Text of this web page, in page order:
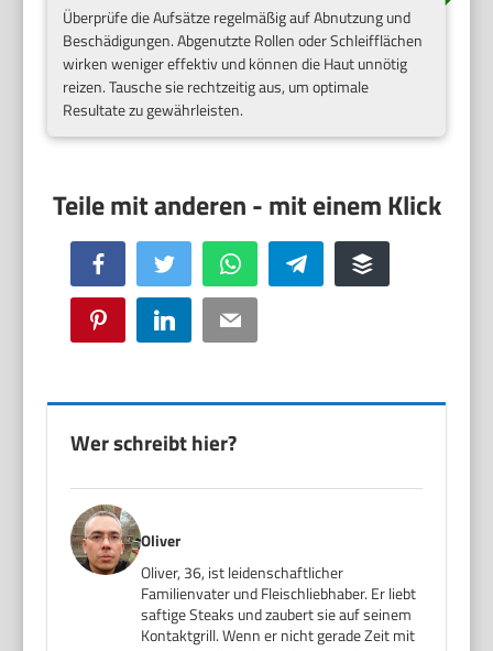
Überprüfe die Aufsätze regelmäßig auf Abnutzung und
Beschädigungen. Abgenutzte Rollen oder Schleifflächen
wirken weniger effektiv und können die Haut unnötig
reizen. Tausche sie rechtzeitig aus, um optimale
Resultate zu gewährleisten.
Facebook Twitter WhatsApp Telegram Buffer
Pinterest LinkedIn Email
Wer schreibt hier?
Oliver
Oliver, 36, ist leidenschaftlicher
Familienvater und Fleischliebhaber. Er liebt
saftige Steaks und zaubert sie auf seinem
Kontaktgrill. Wenn er nicht gerade Zeit mit